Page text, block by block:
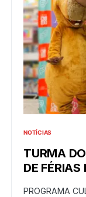
NOTÍCIAS
TURMA
DE
PROGRAMA